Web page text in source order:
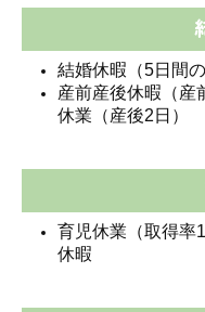
結婚休暇（5日間
産前産後休暇（産
休業（産後2日）
育児休業（取得率
休暇